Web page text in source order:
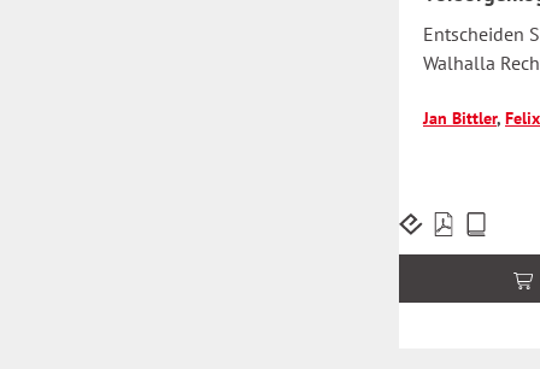
Entscheiden
Walhalla
Jan Bittler,
Preise